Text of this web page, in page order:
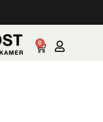
0
Cart